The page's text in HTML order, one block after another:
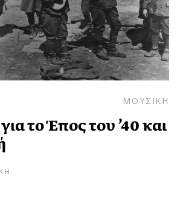
ΜΟΥΣΙΚΗ
το Έπος του ’40 και